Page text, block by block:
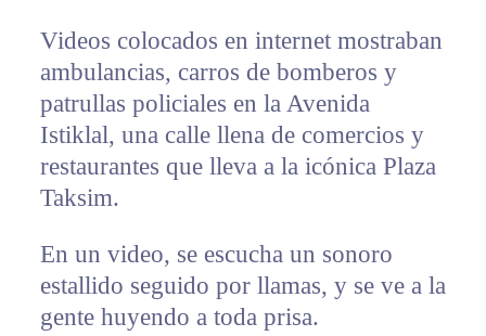
Videos colocados en internet mostraban
ambulancias, carros de bomberos y
patrullas policiales en la Avenida
Istiklal, una calle llena de comercios y
restaurantes que lleva a la icónica Plaza
Taksim.
En un video, se escucha un sonoro
estallido seguido por llamas, y se ve a la
gente huyendo a toda prisa.